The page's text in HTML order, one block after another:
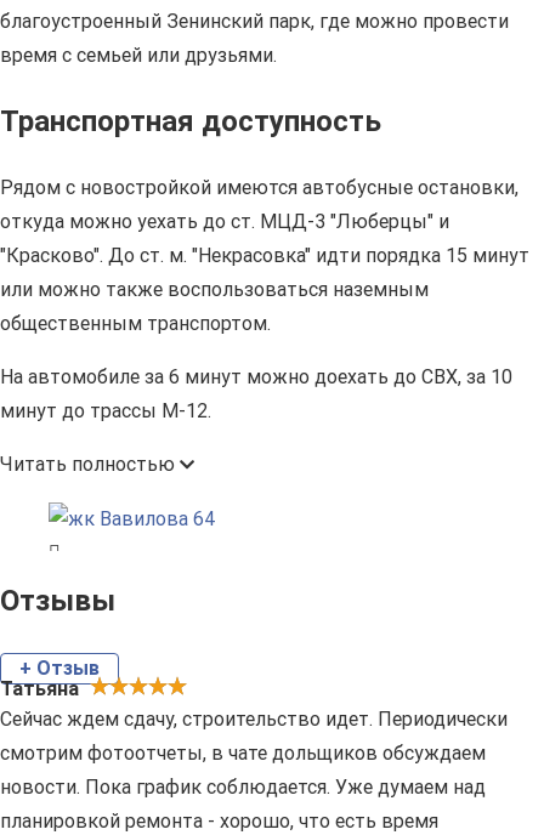
благоустроенный Зенинский парк, где можно провести
время с семьей или друзьями.
Транспортная доступность
Рядом с новостройкой имеются автобусные остановки,
откуда можно уехать до ст. МЦД-3 "Люберцы" и
"Красково". До ст. м. "Некрасовка" идти порядка 15 минут
или можно также воспользоваться наземным
общественным транспортом.
На автомобиле за 6 минут можно доехать до СВХ, за 10
минут до трассы М-12.
Читать полностью
Отзывы
+ Отзыв
Татьяна
Сейчас ждем сдачу, строительство идет. Периодически
смотрим фотоотчеты, в чате дольщиков обсуждаем
новости. Пока график соблюдается. Уже думаем над
планировкой ремонта - хорошо, что есть время